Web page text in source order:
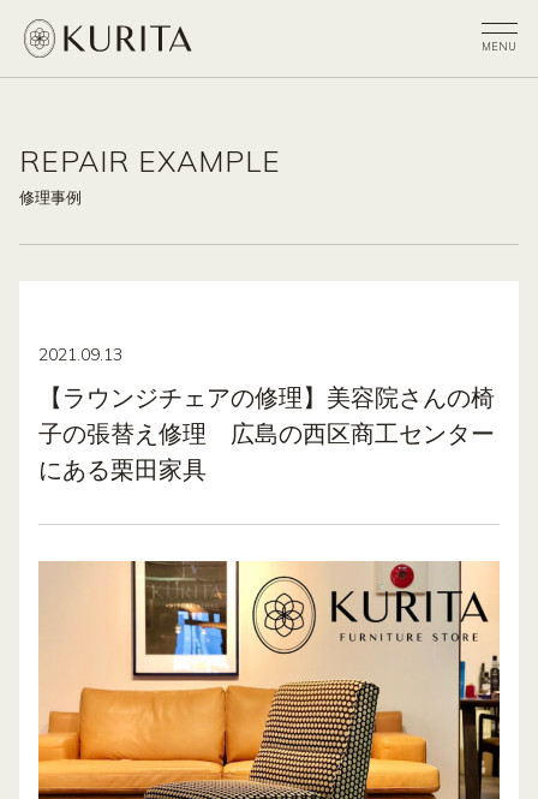
REPAIR EXAMPLE
修理事例
2021.09.13
【ラウンジチェアの修理】美容院さんの椅
子の張替え修理 広島の西区商工センター
にある栗田家具